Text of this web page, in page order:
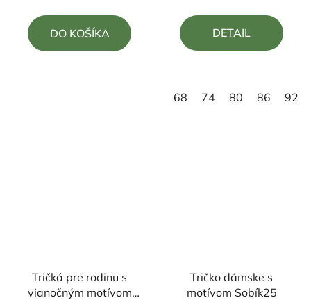
z
DO KOŠÍKA
z
DETAIL
68 74 80 86 92
Tričká pre rodinu s
vianočným motívom
Tričko dámske s
motívom Sobík25